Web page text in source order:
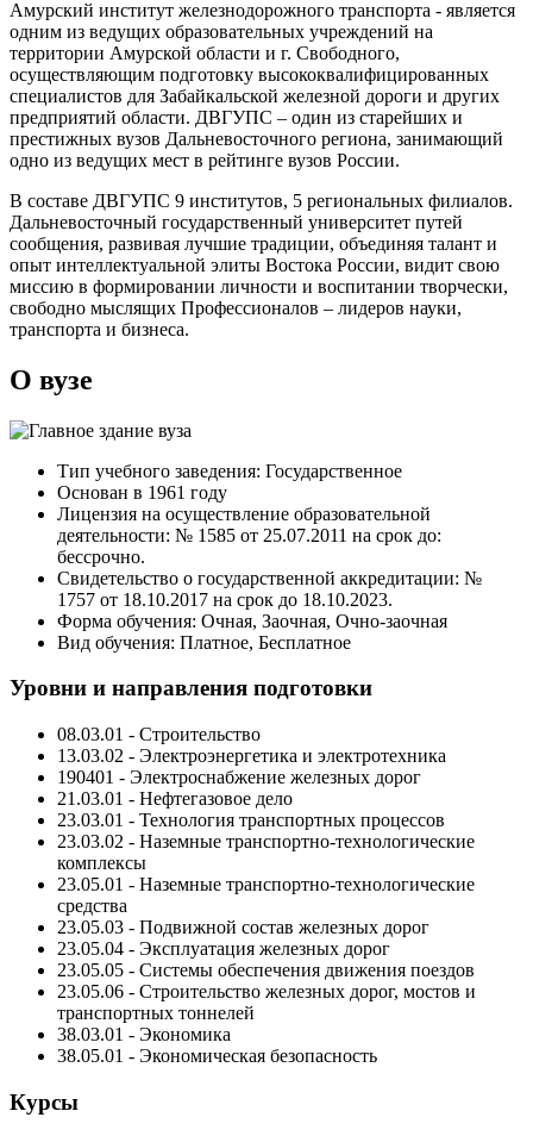
Амурский институт железнодорожного транспорта - является
одним из ведущих образовательных учреждений на
территории Амурской области и г. Свободного,
осуществляющим подготовку высококвалифицированных
специалистов для Забайкальской железной дороги и других
предприятий области. ДВГУПС – один из старейших и
престижных вузов Дальневосточного региона, занимающий
одно из ведущих мест в рейтинге вузов России.
В составе ДВГУПС 9 институтов, 5 региональных филиалов.
Дальневосточный государственный университет путей
сообщения, развивая лучшие традиции, объединяя талант и
опыт интеллектуальной элиты Востока России, видит свою
миссию в формировании личности и воспитании творчески,
свободно мыслящих Профессионалов – лидеров науки,
транспорта и бизнеса.
О вузе
Тип учебного заведения: Государственное
Основан в 1961 году
Лицензия на осуществление образовательной
деятельности: № 1585 от 25.07.2011 на срок до:
бессрочно.
Свидетельство о государственной аккредитации: №
1757 от 18.10.2017 на срок до 18.10.2023.
Форма обучения: Очная, Заочная, Очно-заочная
Вид обучения: Платное, Бесплатное
Уровни и направления подготовки
08.03.01 - Строительство
13.03.02 - Электроэнергетика и электротехника
190401 - Электроснабжение железных дорог
21.03.01 - Нефтегазовое дело
23.03.01 - Технология транспортных процессов
23.03.02 - Наземные транспортно-технологические
комплексы
23.05.01 - Наземные транспортно-технологические
средства
23.05.03 - Подвижной состав железных дорог
23.05.04 - Эксплуатация железных дорог
23.05.05 - Системы обеспечения движения поездов
23.05.06 - Строительство железных дорог, мостов и
транспортных тоннелей
38.03.01 - Экономика
38.05.01 - Экономическая безопасность
Курсы